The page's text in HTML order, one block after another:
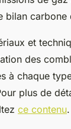
bilan carbone
et
des
à chaque
plus de
ce contenu.